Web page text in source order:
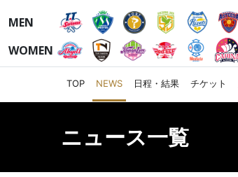
MEN
WOMEN
TOP NEWS 日程・結果 チケット
ニュース一覧